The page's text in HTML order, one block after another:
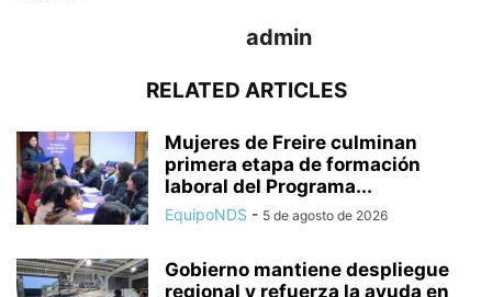
admin
RELATED ARTICLES
Mujeres de Freire culminan
primera etapa de formación
laboral del Programa...
EquipoNDS - 5 de agosto de 2026
Gobierno mantiene despliegue
regional y refuerza la ayuda en